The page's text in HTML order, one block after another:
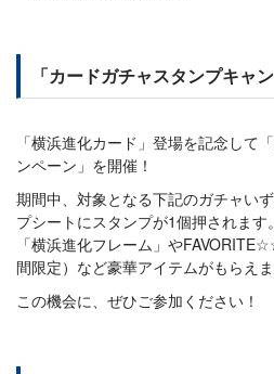
「カードガチャスタンプキャ
「横浜進化カード」登場を記念して
ンペーン」を開催！
期間中、対象となる下記のガチャい
プシートにスタンプが1個押されます
「横浜進化フレーム」や
間限定）など豪華アイテムがもらえま
この機会に、ぜひご参加ください！